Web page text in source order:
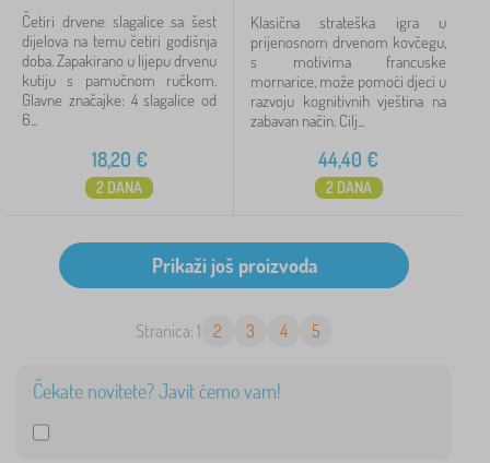
Četiri drvene slagalice sa šest
dijelova na temu četiri godišnja
doba. Zapakirano u lijepu drvenu
kutiju s pamučnom ručkom.
Glavne značajke: 4 slagalice od
6...
18,20 €
2 DANA
Klasična strateška igra u
prijenosnom drvenom kovčegu,
s motivima francuske
mornarice, može pomoći djeci u
razvoju kognitivnih vještina na
zabavan način. Cilj...
44,40 €
2 DANA
Stranica: 1 2 3 4 5
Čekate novitete? Javit ćemo vam!